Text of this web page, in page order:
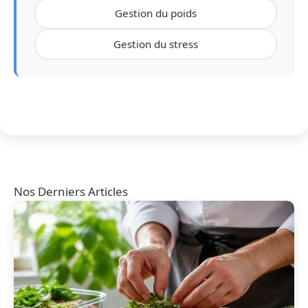
Gestion du poids
Gestion du stress
Nos Derniers Articles